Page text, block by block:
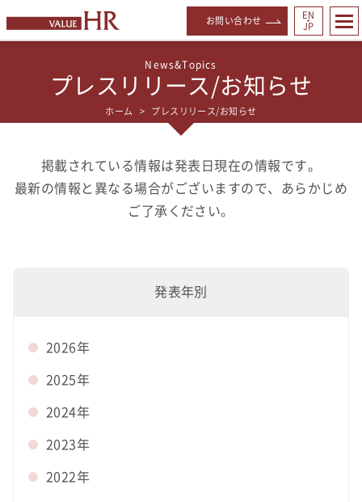
お問い合わせ
EN
・
JP
プレスリリース/お知らせ
ホーム プレスリリース/お知らせ
掲載されている情報は発表日現在の情報です。
最新の情報と異なる場合がございますので、あらかじめ
ご了承ください。
発表年別
2026年
2025年
2024年
2023年
2022年